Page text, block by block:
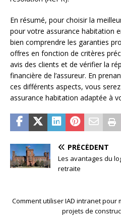
En résumé, pour choisir la
pour votre assurance habitation
bien comprendre les garanties
offres en fonction de critères
avis des clients et de vérifier la
financière de l’assureur. En
ces différents aspects, vous
assurance habitation adaptée à
PRÉCÉDENT
Les avantages du
retraite
Comment utiliser IAD intranet pour
projets de